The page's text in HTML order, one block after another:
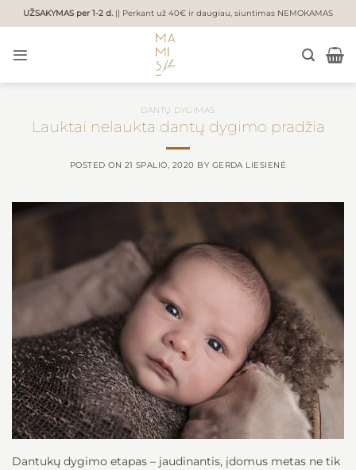
UŽSAKYMAS per 1-2 d. || Perkant už 40€ ir daugiau, siuntimas NEMOKAMAS
DANTŲ DYGIMAS
Lauktai nelaukta dantų dygimo pradžia
POSTED ON 21 SPALIO, 2020 BY GERDA LIESIENĖ
Dantukų dygimo etapas – jaudinantis, įdomus metas ne tik